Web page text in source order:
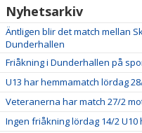
Nyhetsarkiv
Äntligen blir det match mellan
Dunderhallen
Friåkning i Dunderhallen på
U13 har hemmamatch lördag
Veteranerna har match 27/2
Ingen friåkning lördag 14/2